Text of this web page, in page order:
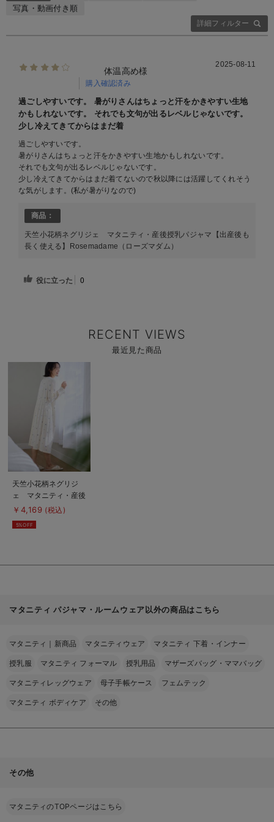
詳細フィルター
写真・動画付き順
体温高め様
購入確認済み
2025-08-11
過ごしやすいです。 暑がりさんはちょっと汗をかきやすい生地
かもしれないです。 それでも文句が出るレベルじゃないです。
少し冷えてきてからはまだ着
過ごしやすいです。
暑がりさんはちょっと汗をかきやすい生地かもしれないです。
それでも文句が出るレベルじゃないです。
少し冷えてきてからはまだ着てないので秋以降には活躍してくれそう
な気がします。(私が暑がりなので)
商品：
天竺小花柄ネグリジェ マタニティ・産後授乳パジャマ【出産後も
長く使える】Rosemadame（ローズマダム）
役に立った 0
RECENT VIEWS
最近見た商品
商
商
品
詳
を
見
る
天竺小花柄ネグリジ
ェ マタニティ・産後
授乳パジャマ【出産後
Rosemadame（ロー
￥4,169 (税込)
5%OFF
マタニティ パジャマ・ルームウェア以外の商品はこちら
マタニティ｜新商品 マタニティウェア マタニティ 下着・インナー
授乳服 マタニティ フォーマル 授乳用品 マザーズバッグ・ママバッグ
マタニティレッグウェア 母子手帳ケース フェムテック
マタニティ ボディケア その他
その他
マタニティのTOPページはこちら